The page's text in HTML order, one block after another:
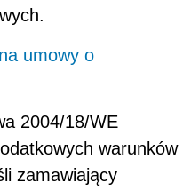
umowy o
2004/18/WE
warunków
zamawiający